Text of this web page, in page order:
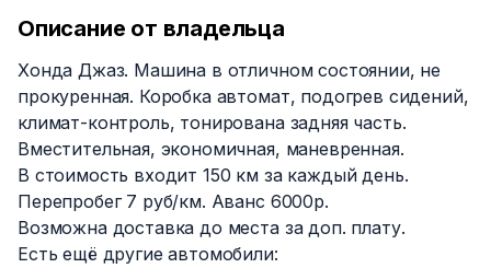
Описание от владельца
Хонда Джаз. Машина в отличном состоянии, не
прокуренная. Коробка автомат, подогрев сидений,
климат-контроль, тонирована задняя часть.
Вместительная, экономичная, маневренная.
В стоимость входит 150 км за каждый день.
Перепробег 7 руб/км. Аванс 6000р.
Возможна доставка до места за доп. плату.
Есть ещё другие автомобили: